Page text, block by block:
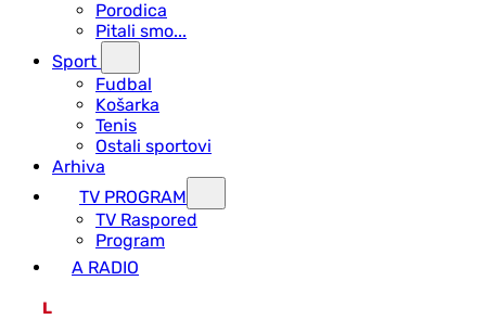
Porodica
Pitali smo...
Sport
Fudbal
Košarka
Tenis
Ostali sportovi
Arhiva
TV PROGRAM
ТV Raspored
Program
A RADIO
L